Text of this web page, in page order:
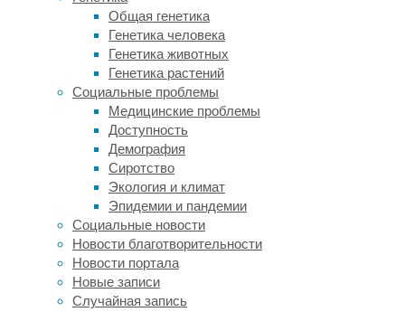
Общая генетика
Генетика человека
Генетика животных
Генетика растений
Социальные проблемы
Медицинские проблемы
Доступность
Демография
Сиротство
Экология и климат
Эпидемии и пандемии
Социальные новости
Новости благотворительности
Новости портала
Новые записи
Случайная запись
их
держат
на
фермах
и
кормят
специальным
кормом
на
основе
зерновых
культур,
сои
или,
например,
кукурузы.